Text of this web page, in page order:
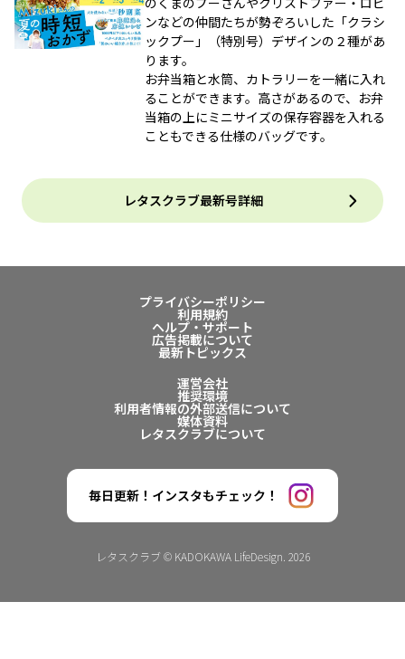
ンなどの仲間たちが勢ぞろいした「クラシ
ックプー」（特別号）デザインの２種があ
ります。
お弁当箱と水筒、カトラリーを一緒に入れ
ることができます。高さがあるので、お弁
当箱の上にミニサイズの保存容器を入れる
こともできる仕様のバッグです。
レタスクラブ最新号詳細
プライバシーポリシー
利用規約
ヘルプ・サポート
広告掲載について
最新トピックス
運営会社
推奨環境
利用者情報の外部送信について
媒体資料
レタスクラブについて
毎日更新！インスタもチェック！
レタスクラブ © KADOKAWA LifeDesign. 2026